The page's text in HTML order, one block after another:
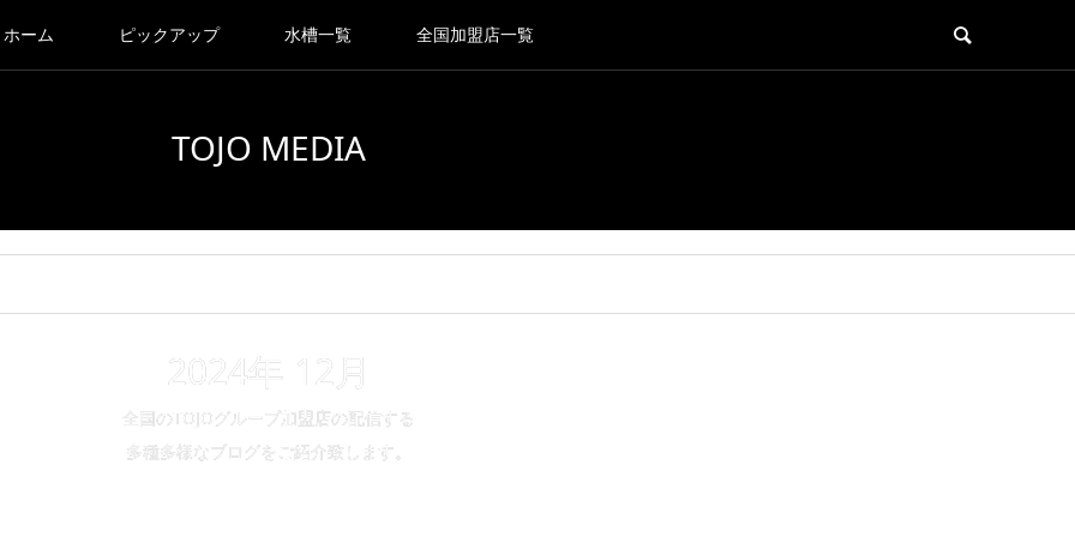
ホーム ピックアップ 水槽一覧 全国加盟店一覧
TOJO MEDIA
2024年 12月
全国のTOJOグループ加盟店の配信する
多種多様なブログをご紹介致します。